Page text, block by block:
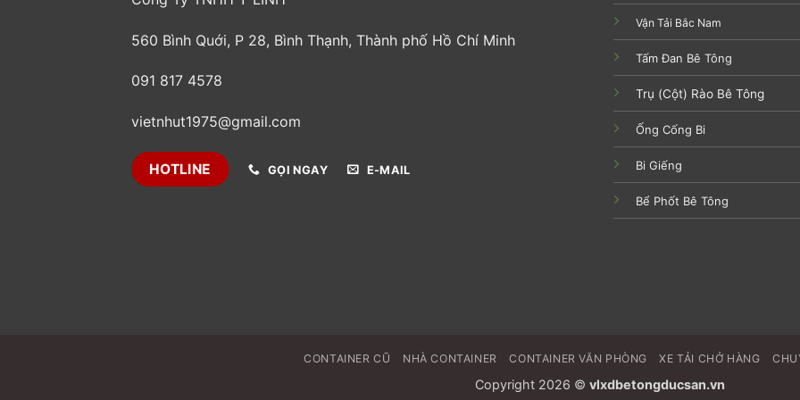
560 Bình Quới, P 28, Bình Thạnh, Thành phố Hồ Chí Minh
091 817 4578
vietnhut1975@gmail.com
HOTLINE GỌI NGAY E-MAIL
Vận Tải Bắc Nam
Tấm Đan Bê Tông
Trụ (Cột) Rào Bê Tông
Ống Cống Bi
Bi Giếng
Bể Phốt Bê Tông
CONTAINER CŨ NHÀ CONTAINER CONTAINER VĂN PHÒNG XE TẢI CHỞ HÀNG
Copyright 2026 © vlxdbetongducsan.vn